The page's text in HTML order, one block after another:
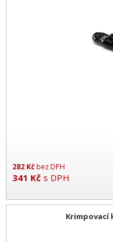
282 Kčbez DPH
341 Kč s DPH
Krimpovací